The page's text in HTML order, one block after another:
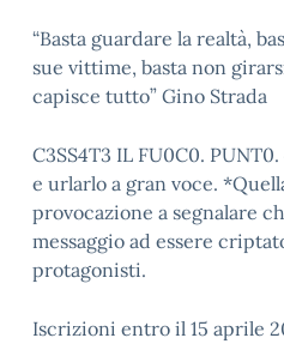
“Basta guardare la realtà,
sue vittime, basta non
capisce tutto” Gino Strada
C3SS4T3 IL FU0C0.
e urlarlo a gran voce.
provocazione a segnalare
messaggio ad essere
protagonisti.
Iscrizioni entro il 15 aprile